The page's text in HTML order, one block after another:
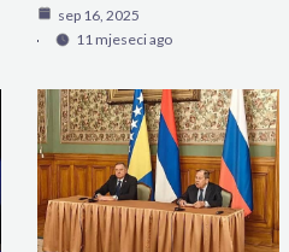
sep 16, 2025
11 mjeseci ago